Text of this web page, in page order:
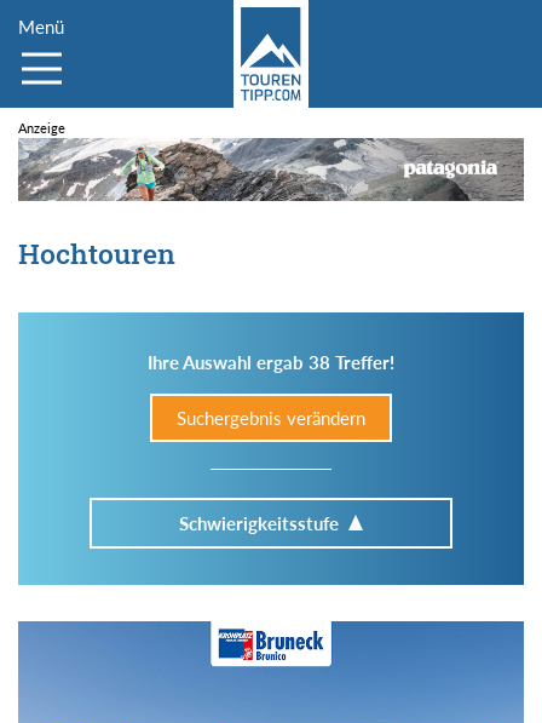
Menü
Hochtouren
Ihre Auswahl ergab 38 Treffer!
Suchergebnis verändern
Schwierigkeitsstufe
Im Tourenarchiv suchen